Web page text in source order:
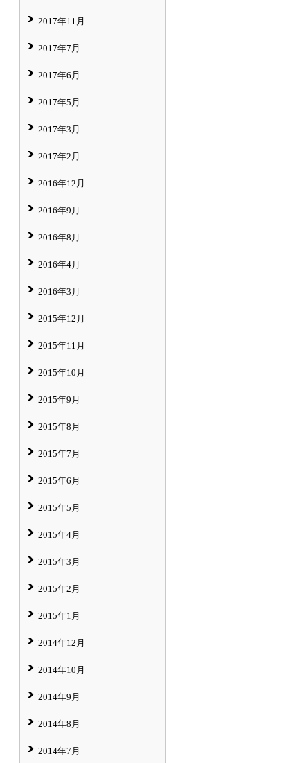
2017年11月
2017年7月
2017年6月
2017年5月
2017年3月
2017年2月
2016年12月
2016年9月
2016年8月
2016年4月
2016年3月
2015年12月
2015年11月
2015年10月
2015年9月
2015年8月
2015年7月
2015年6月
2015年5月
2015年4月
2015年3月
2015年2月
2015年1月
2014年12月
2014年10月
2014年9月
2014年8月
2014年7月